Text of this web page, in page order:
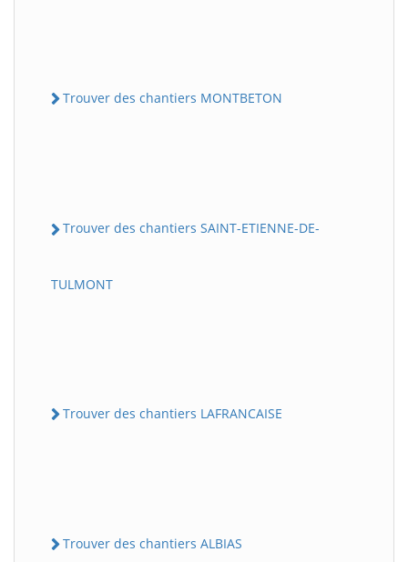
Trouver des chantiers MONTBETON
Trouver des chantiers SAINT-ETIENNE-DE-
TULMONT
Trouver des chantiers LAFRANCAISE
Trouver des chantiers ALBIAS